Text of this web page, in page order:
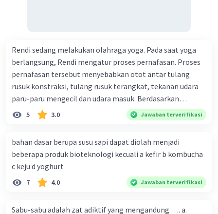
Rendi sedang melakukan olahraga yoga. Pada saat yoga
berlangsung, Rendi mengatur proses pernafasan. Proses
pernafasan tersebut menyebabkan otot antar tulang
rusuk konstraksi, tulang rusuk terangkat, tekanan udara
paru-paru mengecil dan udara masuk. Berdasarkan
informasi tersebut, dapat disimpulkan bahwa Rendi
sedang melakukan proses pernafasan....
5 3.0 Jawaban terverifikasi
bahan dasar berupa susu sapi dapat diolah menjadi
beberapa produk bioteknologi kecuali a kefir b kombucha
c keju d yoghurt
7 4.0 Jawaban terverifikasi
Sabu-sabu adalah zat adiktif yang mengandung …. a.